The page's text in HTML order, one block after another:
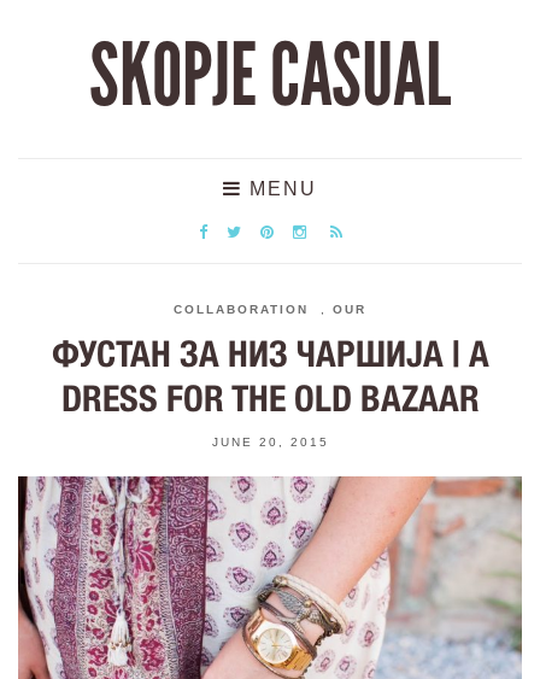
SKOPJE CASUAL
MENU
COLLABORATION OUR
ФУСТАН ЗА НИЗ ЧАРШИЈА | A
DRESS FOR THE OLD BAZAAR
JUNE 20, 2015